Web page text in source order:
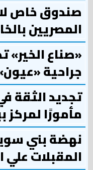
صندوق خاص
المصريين
جراحية
تجديد الثقة
مأمورًا لمركز
نهضة بني
المقبلات علي